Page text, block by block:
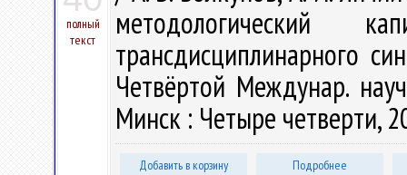
полный
текст
методологический
трансдисциплинарного
Четвёртой Междунар.
Минск : Четыре четверти,
Добавить в корзину Подробнее